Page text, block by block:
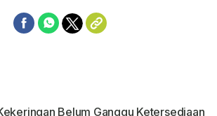
Belum Ganggu Ketersediaan